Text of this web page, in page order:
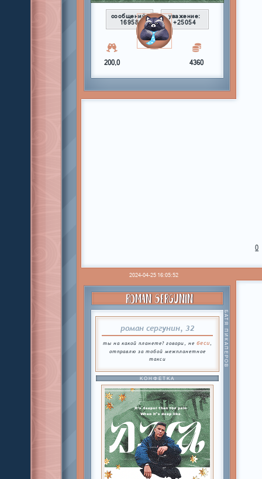
сообщений:
16958
уважение:
+25054
200,0 4360
0
2024-04-25 16:05:52
ROMAN SERGUNIN
роман сергунин, 32
ты на какой планете? говори, не беси,
отправлю за тобой межпланетное
такси
БАТЯ ПИКАПЕРОВ
КОНФЕТКА